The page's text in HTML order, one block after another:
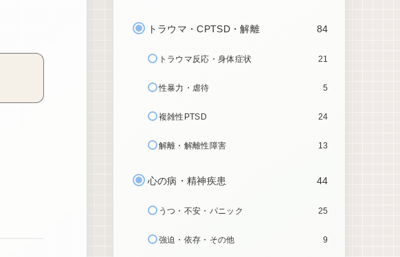
トラウマ・CPTSD・解離 84
トラウマ反応・身体症状 21
性暴力・虐待 5
複雑性PTSD 24
解離・解離性障害 13
心の病・精神疾患 44
うつ・不安・パニック 25
強迫・依存・その他 9